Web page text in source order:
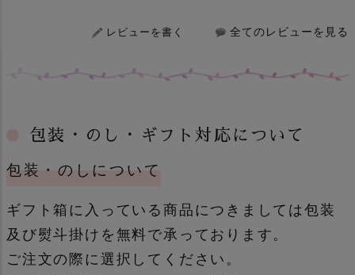
レビューを書く 全てのレビューを見る
包装・のし・ギフト対応について
包装・のしについて
ギフト箱に入っている商品につきましては包装
及び熨斗掛けを無料で承っております。
ご注文の際に選択してください。